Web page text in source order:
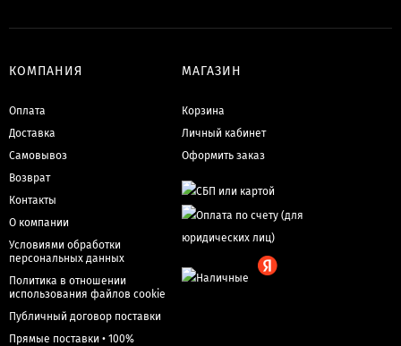
КОМПАНИЯ
Оплата
Доставка
Самовывоз
Возврат
Контакты
О компании
Условиями обработки
персональных данных
Политика в отношении
использования файлов cookie
Публичный договор поставки
Прямые поставки • 100%
МАГАЗИН
Корзина
Личный кабинет
Оформить заказ